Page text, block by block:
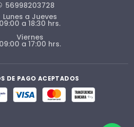
56998203728
Lunes a Jueves
09:00 a 18:30 hrs.
Viernes
09:00 a 17:00 hrs.
DE PAGO ACEPTADOS